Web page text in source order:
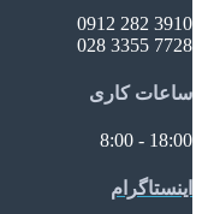
3910 282 0912
7728 3355 028
ساعات کاری
18:00 - 8:00
اینستاگرام